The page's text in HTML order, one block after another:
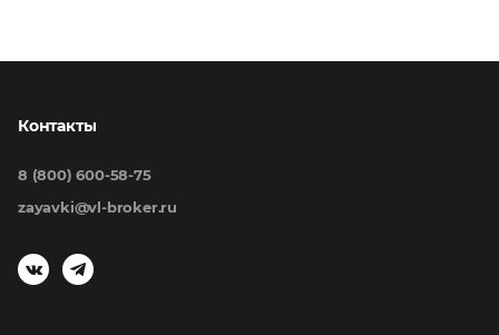
Контакты
8 (800) 600-58-75
zayavki@vl-broker.ru